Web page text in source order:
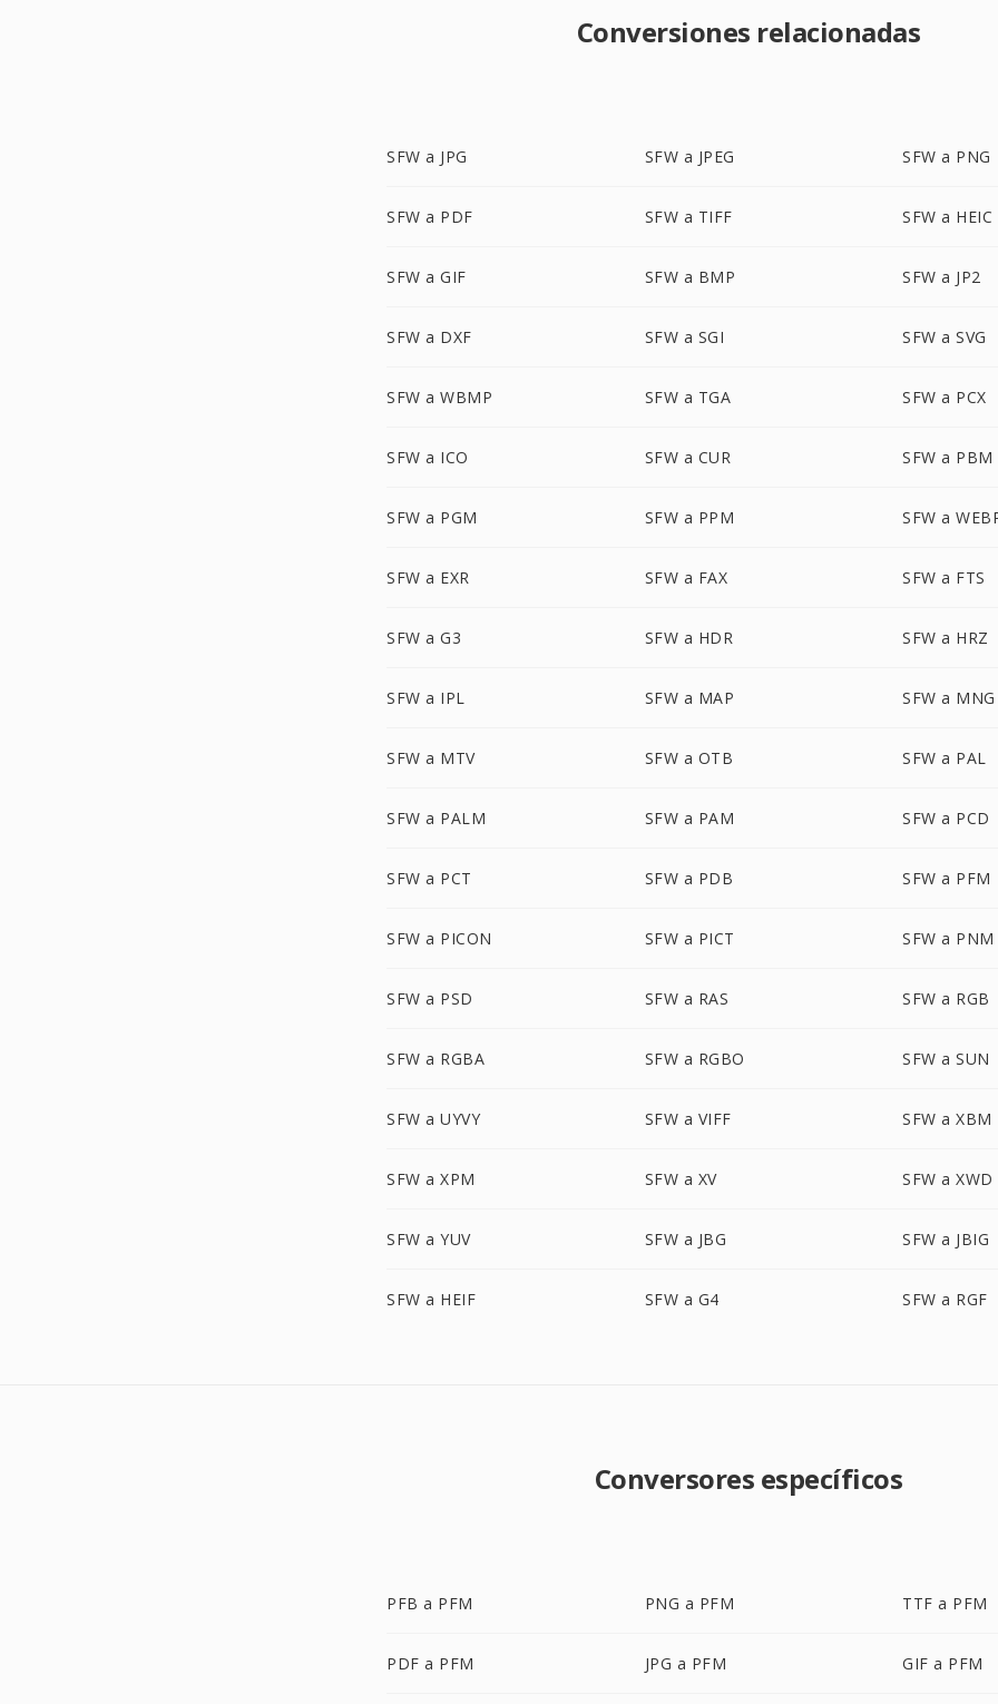
Conversiones relacionadas
SFW a JPG SFW a JPEG SFW a PNG
SFW a PDF SFW a TIFF SFW a HEIC
SFW a GIF SFW a BMP SFW a JP2
SFW a DXF SFW a SGI SFW a SVG
SFW a WBMP SFW a TGA SFW a PCX
SFW a ICO SFW a CUR SFW a PBM
SFW a PGM SFW a PPM SFW a
SFW a EXR SFW a FAX SFW a FTS
SFW a G3 SFW a HDR SFW a HRZ
SFW a IPL SFW a MAP SFW a MNG
SFW a MTV SFW a OTB SFW a PAL
SFW a PALM SFW a PAM SFW a PCD
SFW a PCT SFW a PDB SFW a PFM
SFW a PICON SFW a PICT SFW a PNM
SFW a PSD SFW a RAS SFW a RGB
SFW a RGBA SFW a RGBO SFW a SUN
SFW a UYVY SFW a VIFF SFW a XBM
SFW a XPM SFW a XV SFW a XWD
SFW a YUV SFW a JBG SFW a JBIG
SFW a HEIF SFW a G4 SFW a RGF
Conversores específicos
PFB a PFM PNG a PFM TTF a PFM
PDF a PFM JPG a PFM GIF a PFM